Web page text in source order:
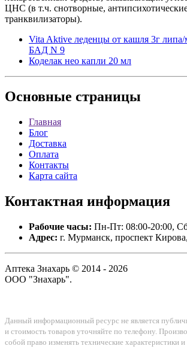
ЦНС (в т.ч. снотворные,
транквилизаторы).
Vita Aktive леденцы от кашля 3г
БАД N 9
Коделак нео капли 20 мл
Основные страницы
Главная
Блог
Доставка
Оплата
Контакты
Карта сайта
Контактная информация
Рабочие часы: Пн-Пт: 08:00-20:00,
Адрес: г. Мурманск, проспект
Аптека Знахарь © 2014 - 2026
ООО "Знахарь".
Данный информационный ресурс не является
и стоимость товаров уточняйте по телефону.
собой право изменять технические характеристики